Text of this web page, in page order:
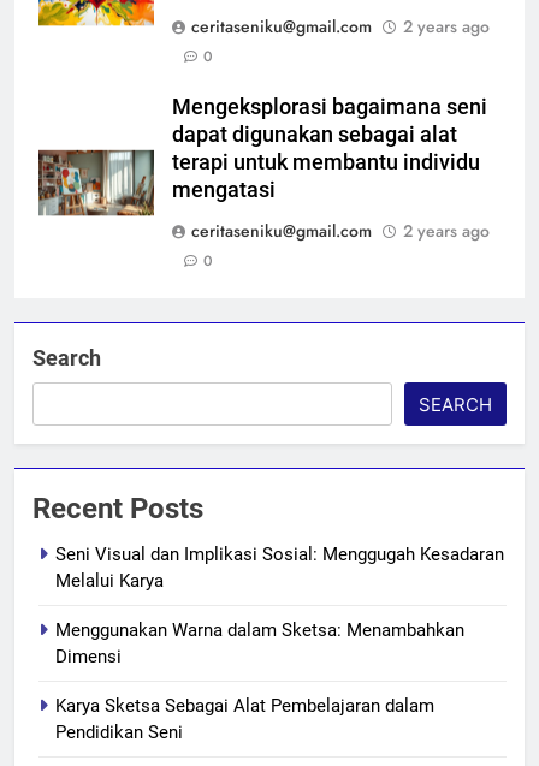
ceritaseniku@gmail.com
2 years ago
0
Mengeksplorasi bagaimana seni
dapat digunakan sebagai alat
terapi untuk membantu individu
mengatasi
ceritaseniku@gmail.com
2 years ago
0
Search
SEARCH
Recent Posts
Seni Visual dan Implikasi Sosial: Menggugah Kesadaran
Melalui Karya
Menggunakan Warna dalam Sketsa: Menambahkan
Dimensi
Karya Sketsa Sebagai Alat Pembelajaran dalam
Pendidikan Seni